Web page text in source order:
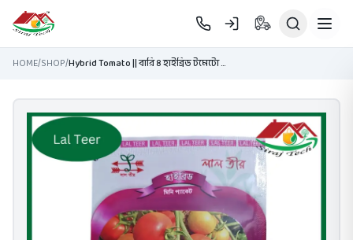
Skip to main content
HOME/SHOP/ Hybrid Tomato || বারি ৪ হাইব্রিড টমেটো বীজ